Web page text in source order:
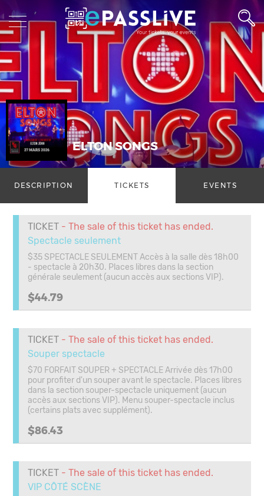
ELTON SONGS
DESCRIPTION TICKETS EVENTS
TICKET - The sale of this ticket has ended.
Spectacle seulement
$35 SPECTACLE SEULEMENT Accès à la salle dès 18h00
- spectacle à 20h30. Places libres dans la section
générale seulement (aucun accès aux sections VIP).
$44.79
TICKET - The sale of this ticket has ended.
Souper spectacle
$70 FORFAIT SOUPER + SPECTACLE Arrivée dès 17h00
pour profiter d'un souper avant le spectacle. Places libres
dans la section souper-spectacle uniquement (aucun
accès aux sections VIP). Menu souper-spectacle inclus
(certains plats avec supplément).
$86.43
TICKET - The sale of this ticket has ended.
VIP CÔTÉ SCÈNE